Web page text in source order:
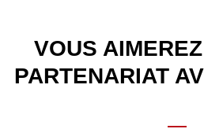
VOUS
PARTENARIAT